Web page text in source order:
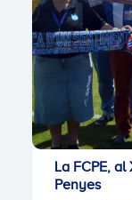
La FCPE,
Penyes